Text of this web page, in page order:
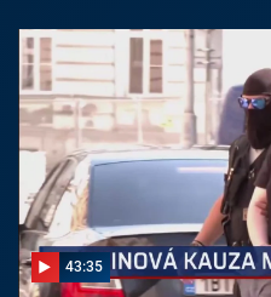
43:35